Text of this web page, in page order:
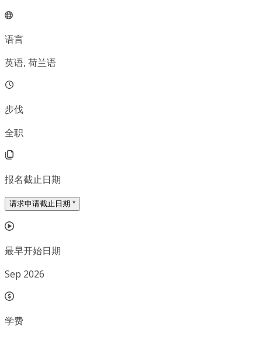
语言
英语, 荷兰语
步伐
全职
报名截止日期
请求申请截止日期 *
最早开始日期
Sep 2026
学费